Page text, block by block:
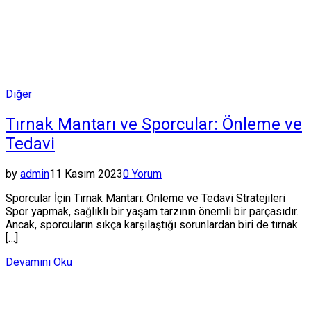
Posted
Diğer
Tırnak Mantarı ve Sporcular: Önleme ve
Tedavi
by admin11 Kasım 20230 Yorum
Sporcular İçin Tırnak Mantarı: Önleme ve Tedavi Stratejileri
Spor yapmak, sağlıklı bir yaşam tarzının önemli bir parçasıdır.
Ancak, sporcuların sıkça karşılaştığı sorunlardan biri de tırnak
[…]
Devamını Oku